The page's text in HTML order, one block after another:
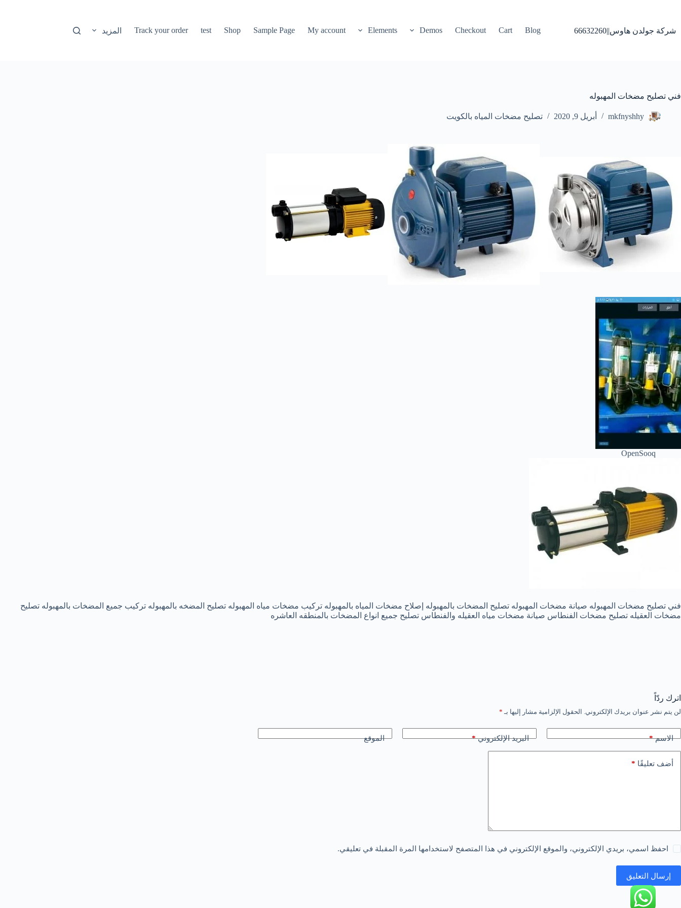
شركة جولدن هاوس||66632260 Blog
Cart
Checkout
Demos
Elements
My account
Sample Page
Shop
test
Track your order المزيد
فني تصليح مضخات المهبوله
mkfnyshhy أبريل 9, 2020 تصليح مضخات المياه بالكويت
OpenSooq
فني تصليح مضخات المهبوله صيانة مضخات المهبوله تصليح المضخات بالمهبوله إصلاح مضخات المياه بالمهبوله تركيب مضخات مياه المهبوله تصليح المضخه بالمهبوله تركيب جميع المضخات بالمهبوله تصليح
مضخات العقيله تصليح مضخات الفنطاس صيانة مضخات مياه العقيله والفنطاس تصليح جميع انواع المضخات بالمنطقه العاشره
اترك ردّاً
لن يتم نشر عنوان بريدك الإلكتروني. الحقول الإلزامية مشار إليها بـ *
الاسم* البريد الإلكتروني* الموقع
أضف تعليقًا *
احفظ اسمي، بريدي الإلكتروني، والموقع الإلكتروني في هذا المتصفح لاستخدامها المرة المقبلة في تعليقي.
إرسال التعليق